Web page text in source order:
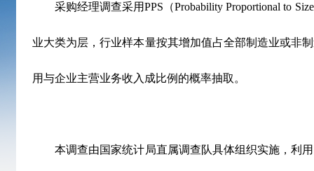
采购经理调查采用PPS （Probability Proportional to Size
业大类为层，行业样本量按其增加值占全部制造业或非
用与企业主营业务收入成比例的概率抽取。
本调查由国家统计局直属调查队具体组织实施，利用